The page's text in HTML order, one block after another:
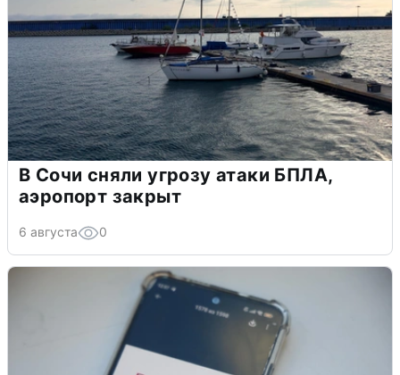
В Сочи сняли угрозу атаки БПЛА,
аэропорт закрыт
6 августа 0